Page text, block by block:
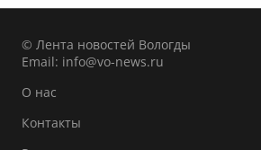
© Лента новостей Вологды
Email: info@vo-news.ru
О нас
Контакты